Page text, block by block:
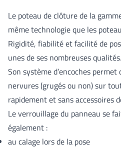
Le poteau de clôture de la
même technologie que les
Rigidité, fiabilité et facilité de
unes de ses nombreuses qualités.
Son système d’encoches permet
nervures (grugés ou non) sur
rapidement et sans accessoires
Le verrouillage du panneau se
également :
au calage lors de la pose